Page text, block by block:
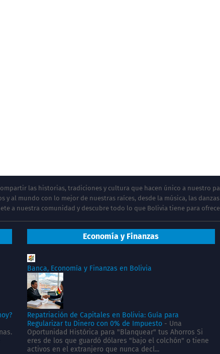
las historias, tradiciones y cultura que hacen único a nuestro
y al mundo con lo mejor de nuestras raíces, desde la música, las danzas
a nuestra comunidad y descubre todo lo que Bolivia tiene para
Economía y Finanzas
Banca, Economía y Finanzas en Bolivia
Repatriación de Capitales en Bolivia: Guía para
Regularizar tu Dinero con 0% de Impuesto - Una
Oportunidad Histórica para "Blanquear" tus Ahorros Si
eres de los que guardó dólares "bajo el colchón" o tiene
activos en el extranjero que nunca decl...